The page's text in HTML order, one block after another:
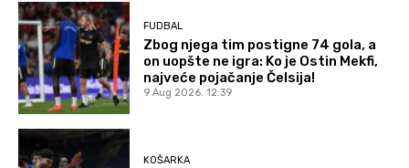
FUDBAL
Zbog njega tim postigne 74 gola, a
on uopšte ne igra: Ko je Ostin Mekfi,
najveće pojačanje Čelsija!
9 Aug 2026. 12:39
KOŠARKA